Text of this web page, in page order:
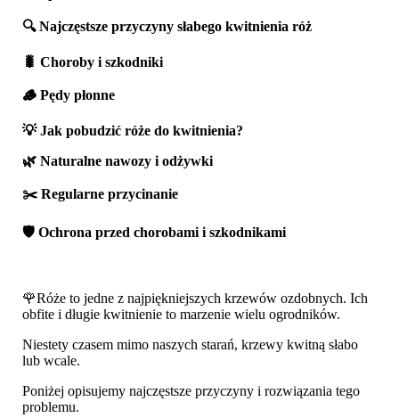
🔍 Najczęstsze przyczyny słabego kwitnienia róż
🐛 Choroby i szkodniki
🪵 Pędy płonne
💡 Jak pobudzić róże do kwitnienia?
🌿 Naturalne nawozy i odżywki
✂️ Regularne przycinanie
🛡️ Ochrona przed chorobami i szkodnikami
🌹Róże to jedne z najpiękniejszych krzewów ozdobnych. Ich
obfite i długie kwitnienie to marzenie wielu ogrodników.
Niestety czasem mimo naszych starań, krzewy kwitną słabo
lub wcale.
Poniżej opisujemy najczęstsze przyczyny i rozwiązania tego
problemu.